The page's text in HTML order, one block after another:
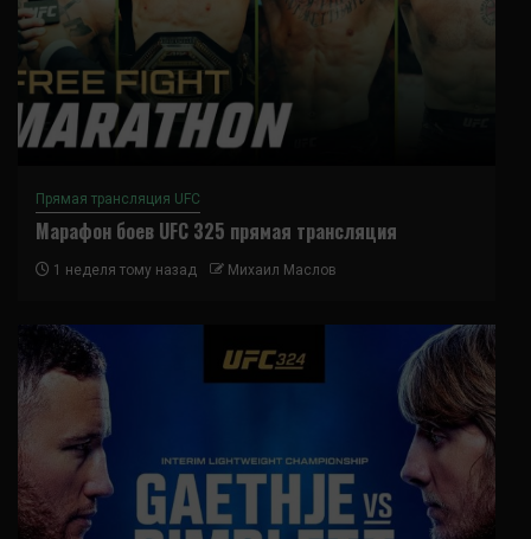
Прямая трансляция UFC
Марафон боев UFC 325 прямая трансляция
1 неделя тому назад Михаил Маслов